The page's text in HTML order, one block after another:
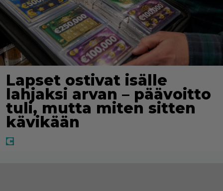
Lapset ostivat isälle
lahjaksi arvan – päävoitto
tuli, mutta miten sitten
kävikään